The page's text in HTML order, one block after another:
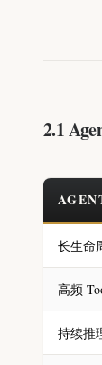
2.1
长生命
高频
持续推